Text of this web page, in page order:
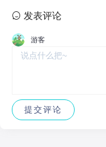
发表评论
游客